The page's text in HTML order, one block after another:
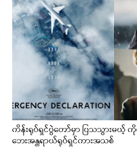
ကိန်းရုပ်ရှင်ပွဲတော်မှာ ပြသသွားမယ့်
ဘေးအန္တရာယ်ရုပ်ရှင်ကားအသစ်